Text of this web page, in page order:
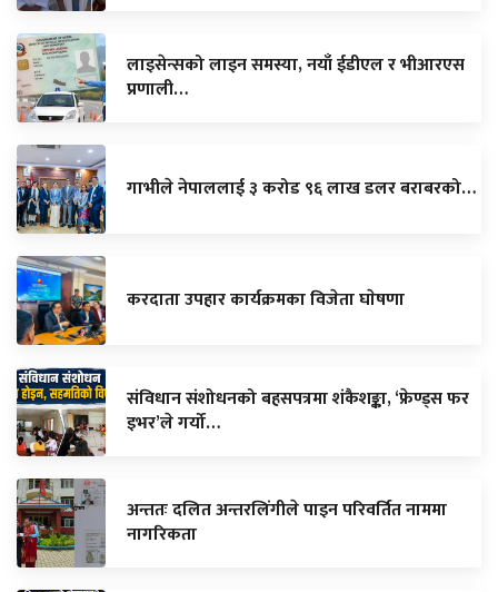
लाइसेन्सको लाइन समस्या, नयाँ ईडीएल र भीआरएस
प्रणाली…
गाभीले नेपाललाई ३ करोड ९६ लाख डलर बराबरको…
करदाता उपहार कार्यक्रमका विजेता घाेषणा
संविधान संशोधनको बहसपत्रमा शंकैशङ्का, ‘फ्रेण्ड्स फर
इभर’ले गर्यो…
अन्ततः दलित अन्तरलिंगीले पाइन परिवर्तित नाममा
नागरिकता